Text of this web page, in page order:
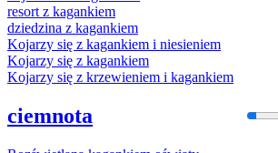
resort z kagankiem
dziedzina z kagankiem
Kojarzy się z kagankiem i niesieniem
Kojarzy się z kagankiem
Kojarzy się z krzewieniem i kagankiem
ciemnota